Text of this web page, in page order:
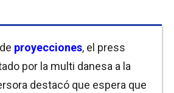
proyecciones, el press
por la multi danesa a la
destacó que espera que